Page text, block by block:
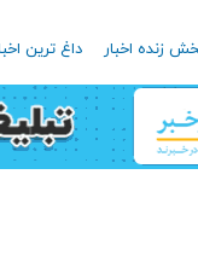
زنده اخبار داغ ترین